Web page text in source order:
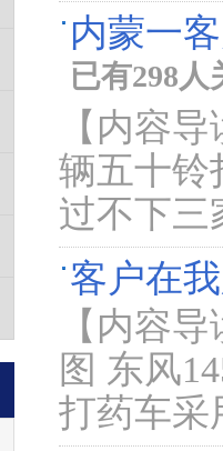
内蒙一
已有298
【内容
辆五十
过不下三
客户在
【内容
图 东风
打药车采